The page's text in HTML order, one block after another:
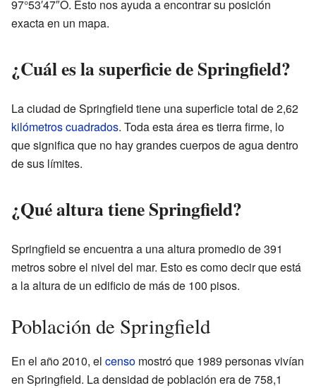
97°53′47″O. Esto nos ayuda a encontrar su posición
exacta en un mapa.
¿Cuál es la superficie de Springfield?
La ciudad de Springfield tiene una superficie total de 2,62
kilómetros cuadrados. Toda esta área es tierra firme, lo
que significa que no hay grandes cuerpos de agua dentro
de sus límites.
¿Qué altura tiene Springfield?
Springfield se encuentra a una altura promedio de 391
metros sobre el nivel del mar. Esto es como decir que está
a la altura de un edificio de más de 100 pisos.
Población de Springfield
En el año 2010, el censo mostró que 1989 personas vivían
en Springfield. La densidad de población era de 758,1